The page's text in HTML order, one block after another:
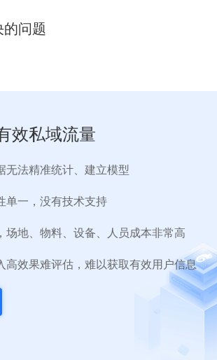
的问题
效私域流量
无法精准统计、建立模型
单一，没有技术支持
场地、物料、设备、人员成本非常高
高效果难评估，难以获取有效用户信息